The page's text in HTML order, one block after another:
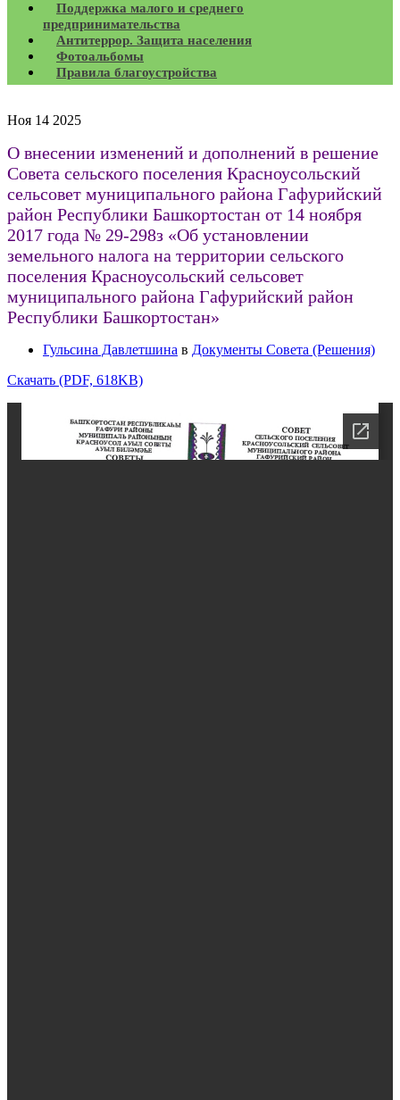
Поддержка малого и среднего
предпринимательства
Антитеррор. Защита населения
Фотоальбомы
Правила благоустройства
Ноя 14 2025
О внесении изменений и дополнений в решение
Совета сельского поселения Красноусольский
сельсовет муниципального района Гафурийский
район Республики Башкортостан от 14 ноября
2017 года № 29-298з «Об установлении
земельного налога на территории сельского
поселения Красноусольский сельсовет
муниципального района Гафурийский район
Республики Башкортостан»
Гульсина Давлетшина в Документы Совета (Решения)
Скачать (PDF, 618KB)